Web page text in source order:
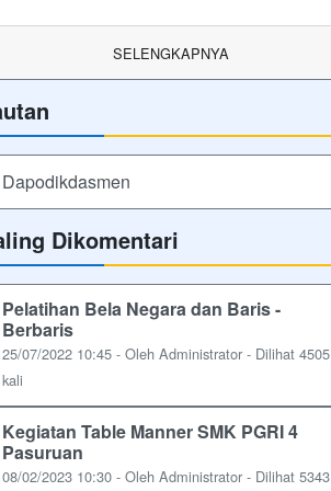
SELENGKAPNYA
Dapodikdasmen
Dikomentari
Pelatihan Bela Negara dan Baris -
Berbaris
25/07/2022 10:45 - Oleh Administrator - Dilihat 4505
kali
Kegiatan Table Manner SMK PGRI 4
Pasuruan
08/02/2023 10:30 - Oleh Administrator - Dilihat 5343